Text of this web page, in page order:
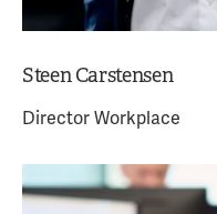
Steen Carstensen
Director Workplace